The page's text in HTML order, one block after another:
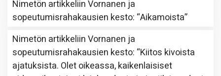
Nimetön artikkeliinVornanen ja
sopeutumisrahakausien kesto: “Aikamoista”
Nimetön artikkeliinVornanen ja
sopeutumisrahakausien kesto: “Kiitos kivoista
ajatuksista. Olet oikeassa, kaikenlaisiset